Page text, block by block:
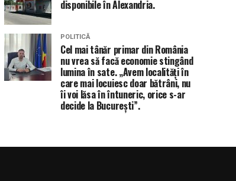
disponibile în Alexandria.
POLITICĂ
Cel mai tânăr primar din România
nu vrea să facă economie stingând
lumina în sate. „Avem localități în
care mai locuiesc doar bătrâni, nu
îi voi lăsa în întuneric, orice s-ar
decide la București”.